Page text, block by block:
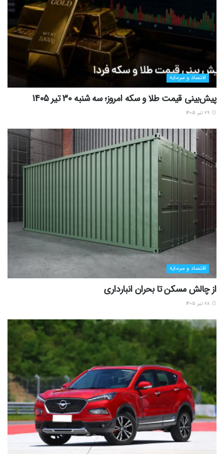
اقتصاد و سرمایه
پیش‌بینی قیمت طلا و سکه امروز؛ سه شنبه 30 تیر 1405
اقتصاد و سرمایه
از چالش مسکن تا بحران انبارداری